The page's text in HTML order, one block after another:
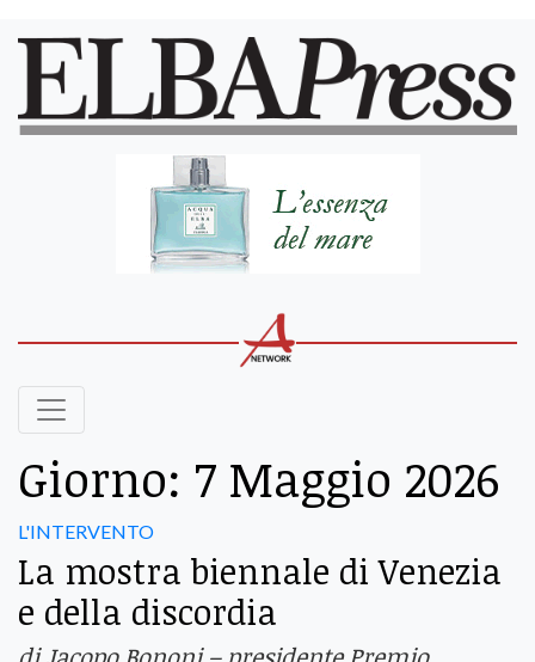
Giorno: 7 Maggio 2026
L'INTERVENTO
La mostra biennale di Venezia
e della discordia